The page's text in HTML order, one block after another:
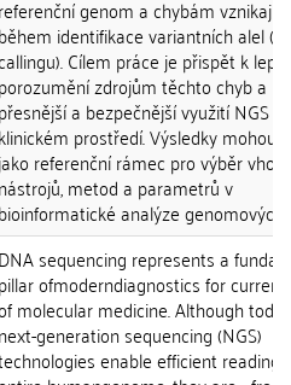
referenční genom a chybám
během identifikace variantních alel
Cílem práce je přispět k
porozumění zdrojům těchto chyb a
přesnější a bezpečnější využití NGS v
klinickém prostředí. Výsledky mohou
jako referenční rámec pro výběr
nástrojů, metod a parametrů v
bioinformatické analýze genomových
DNA sequencing represents a
pillar ofmoderndiagnostics for
molecular medicine. Although
next-generation sequencing (NGS)
enable efficient reading